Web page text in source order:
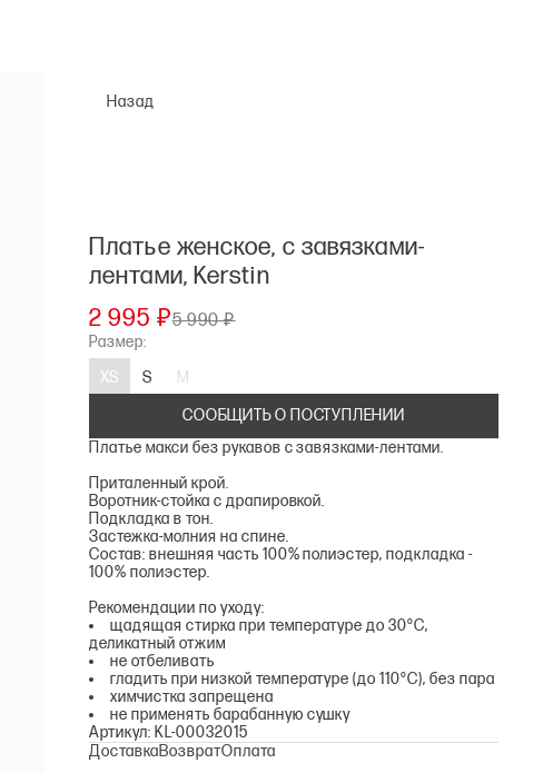
Назад
Платье женское, с завязками-
лентами, Kerstin
2 995 ₽5 990 ₽
Размер:
XS
S
M
СООБЩИТЬ О ПОСТУПЛЕНИИ
Платье макси без рукавов с завязками-лентами.
Приталенный крой.
Воротник-стойка с драпировкой.
Подкладка в тон.
Застежка-молния на спине.
Состав: внешняя часть 100% полиэстер, подкладка -
100% полиэстер.
Рекомендации по уходу:
щадящая стирка при температуре до 30°С,
деликатный отжим
не отбеливать
гладить при низкой температуре (до 110°С), без пара
химчистка запрещена
не применять барабанную сушку
Артикул: KL-00032015
ДоставкаВозвратОплата